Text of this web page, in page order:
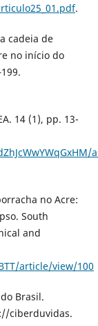
.
cadeia de
no início do
14 (1), pp. 13-
no Acre:
South
and
article/view/100
Brasil.
ciberduvidas.